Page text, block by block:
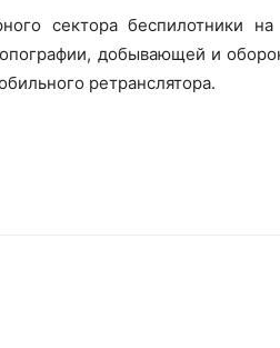
сектора беспилотники
добывающей и
ретранслятора.